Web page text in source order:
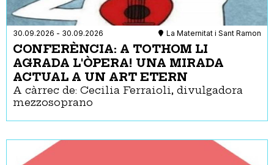
30.09.2026 - 30.09.2026 La Maternitat i Sant Ramon
CONFERÈNCIA: A TOTHOM LI
AGRADA L'ÒPERA! UNA MIRADA
ACTUAL A UN ART ETERN
A càrrec de: Cecilia Ferraioli, divulgadora
mezzosoprano